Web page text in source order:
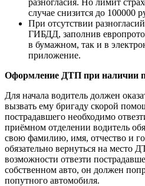
случае снизится до 100000
При отсутствии
ГИБДД, заполнив
в бумажном, так и в
приложение.
Оформление ДТП при наличии
Для начала водитель должен
вызвать ему бригаду скорой
пострадавшего необходимо
приёмном отделении водитель
свою фамилию, имя, отчество и
обязательно вернуться на место
возможности отвезти
собственном авто, он должен
попутного автомобиля.